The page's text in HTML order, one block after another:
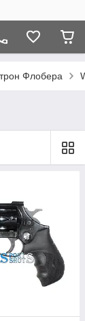
Флобера